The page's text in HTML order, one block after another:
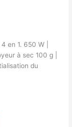
en 1. 650 W |
à sec 100 g |
du